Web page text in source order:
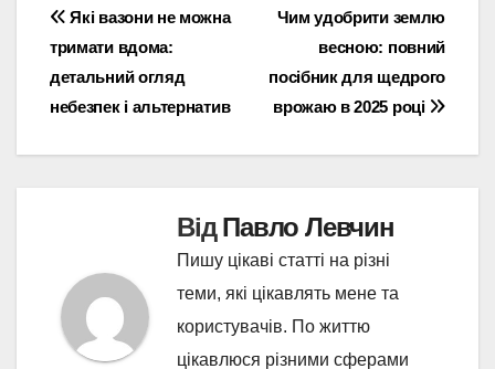
Навігація
записів
Чим удобрити землю
весною: повний
посібник для щедрого
врожаю в 2025 році
Які вазони не можна
тримати вдома:
детальний огляд
небезпек і альтернатив
ВідПавло Левчин
Пишу цікаві статті на різні
теми, які цікавлять мене та
користувачів. По життю
цікавлюся різними сферами